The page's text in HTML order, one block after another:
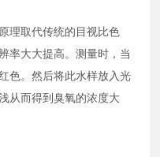
理取代传统的目视比色
率大大提高。测量时，当
色。然后将此水样放入光
从而得到臭氧的浓度大